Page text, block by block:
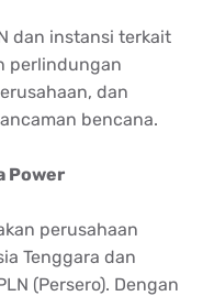
dan instansi terkait
perlindungan
dan
bencana.
Power
perusahaan
Tenggara dan
(Persero). Dengan